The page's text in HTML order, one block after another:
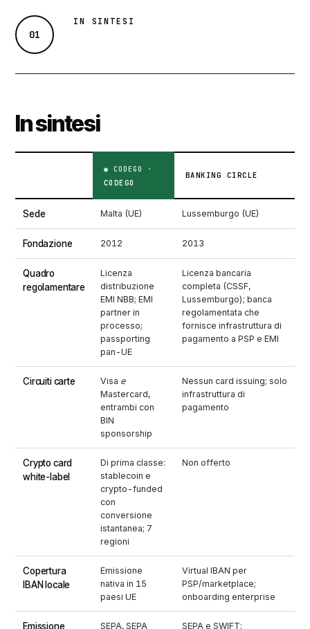
01
IN SINTESI
In sintesi
CODEGO
BANKING CIRCLE
Sede Malta (UE) Lussemburgo (UE)
Fondazione 2012 2013
Quadro
regolamentare
Licenza
distribuzione
EMI NBB; EMI
partner in
processo;
passporting
pan-UE
Licenza bancaria
completa (CSSF,
Lussemburgo); banca
regolamentata che
fornisce infrastruttura di
pagamento a PSP e EMI
Circuiti carte Visa e
Mastercard,
entrambi con
BIN
sponsorship
Nessun card issuing; solo
infrastruttura di
pagamento
Crypto card
white-label
Di prima classe:
stablecoin e
crypto-funded
con
conversione
istantanea; 7
regioni
Non offerto
Copertura
IBAN locale
Emissione
nativa in 15
paesi UE
Virtual IBAN per
PSP/marketplace;
onboarding enterprise
Emissione
SEPA, SEPA
SEPA e SWIFT;